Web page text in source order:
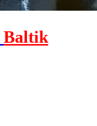
Baltik